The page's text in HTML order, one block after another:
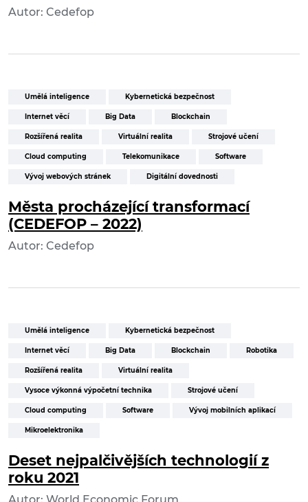
Autor: Cedefop
Umělá inteligence Kybernetická bezpečnost
Internet věcí Big Data Blockchain
Rozšířená realita Virtuální realita Strojové učení
Cloud computing Telekomunikace Software
Vývoj webových stránek Digitální dovednosti
Města procházející transformací
(CEDEFOP – 2022)
Autor: Cedefop
Umělá inteligence Kybernetická bezpečnost
Internet věcí Big Data Blockchain Robotika
Rozšířená realita Virtuální realita
Vysoce výkonná výpočetní technika Strojové učení
Cloud computing Software Vývoj mobilních aplikací
Mikroelektronika
Deset nejpalčivějších technologií z
roku 2021